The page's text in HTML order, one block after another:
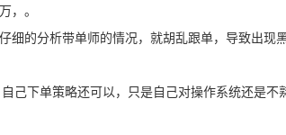
，。
细的分析带单师的情况，就胡乱跟单，导致出现
己下单策略还可以，只是自己对操作系统还是不